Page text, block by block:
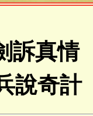
訴真情
說奇計